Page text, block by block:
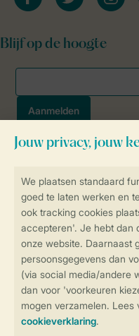
Controle
SSL certificaat
Veilige
Veilige betaling
Blijf op de hoogte